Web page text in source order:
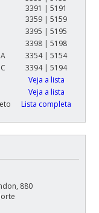
3391 | 5191
3359 | 5159
3395 | 5195
3398 | 5198
3354 | 5154
3394 | 5194
Veja a lista
Veja a lista
Lista completa
880